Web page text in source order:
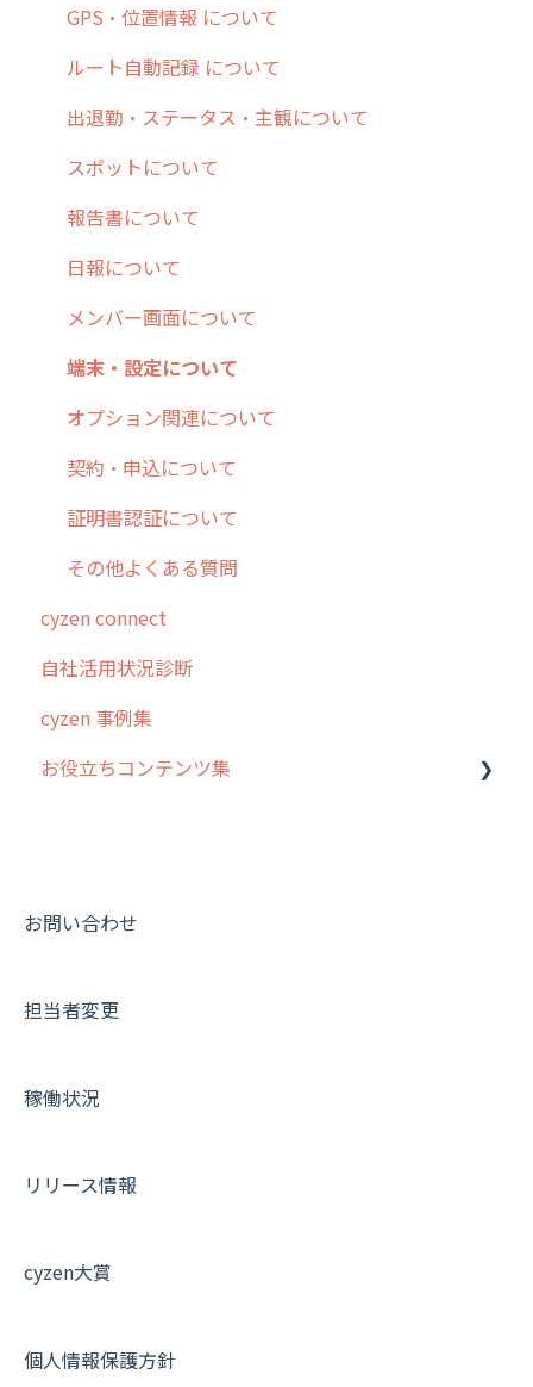
7. 初心者向けよくある質問集
8. 用語集
9. もっと便利に利用するための設定
10.ユーザー向けおすすめの使い方
【業界業種別】cyzen設定方法
報告書・行動種別
勤怠管理
活動通知
パフォーマンス
帳票出力
メッセージ・ファイル添付
商品
各種設定・その他
日報
履歴
メンバー
メッセージ
パフォーマンス
外部リンク
お知らせ
設定
ステータス・主観
報告書・行動種別
ユーザー・グループ管理
メッセージ機能
活動通知
内線電話
商品
各種設定・ログイン
安全走行支援
写真管理・高画質化
ダッシュボード（BI）・パフォーマンス
連携オプション
その他オプション
IP接続制限・端末認証設定
契約・その他
GPS・位置情報 について
ルート自動記録 について
出退勤・ステータス・主観について
スポットについて
報告書について
日報について
メンバー画面について
端末・設定について
オプション関連について
契約・申込について
証明書認証について
その他よくある質問
cyzen connect
自社活用状況診断
cyzen 事例集
お役立ちコンテンツ集
動画集：共通
お問い合わせ
担当者変更
稼働状況
リリース情報
cyzen大賞
個人情報保護方針